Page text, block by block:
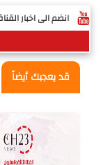
انضم الى اخبار
قد يعجبك أيضاً